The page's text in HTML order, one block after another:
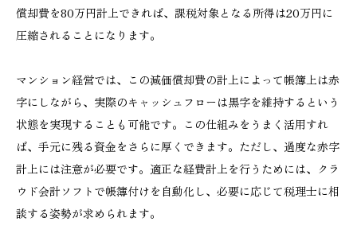
償却費を80万円計上できれば、課税対象となる所得は20万円に
圧縮されることになります。
マンション経営では、この減価償却費の計上によって帳簿上は赤
字にしながら、実際のキャッシュフローは黒字を維持するという
状態を実現することも可能です。この仕組みをうまく活用すれ
ば、手元に残る資金をさらに厚くできます。ただし、過度な赤字
計上には注意が必要です。適正な経費計上を行うためには、クラ
ウド会計ソフトで帳簿付けを自動化し、必要に応じて税理士に相
談する姿勢が求められます。